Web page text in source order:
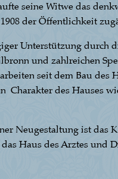
seine Witwe das
der Öffentlichkeit
Unterstützung durch
und zahlreichen
seit dem Bau des
Charakter des Hauses
Neugestaltung ist das
Haus des Arztes und